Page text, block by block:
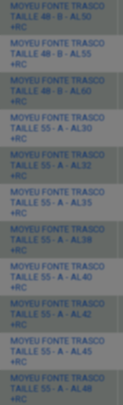
MOYEU FONTE TRASCO
TAILLE 48 - B - AL50
+RC
MOYEU FONTE TRASCO
TAILLE 48 - B - AL55
+RC
MOYEU FONTE TRASCO
TAILLE 48 - B - AL60
+RC
MOYEU FONTE TRASCO
TAILLE 55 - A - AL30
+RC
MOYEU FONTE TRASCO
TAILLE 55 - A - AL32
+RC
MOYEU FONTE TRASCO
TAILLE 55 - A - AL35
+RC
MOYEU FONTE TRASCO
TAILLE 55 - A - AL38
+RC
MOYEU FONTE TRASCO
TAILLE 55 - A - AL40
+RC
MOYEU FONTE TRASCO
TAILLE 55 - A - AL42
+RC
MOYEU FONTE TRASCO
TAILLE 55 - A - AL45
+RC
MOYEU FONTE TRASCO
TAILLE 55 - A - AL48
+RC